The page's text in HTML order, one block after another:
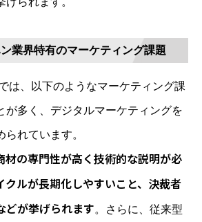
業界特有のマーケティング課題
は、以下のようなマーケティング課
が多く、デジタルマーケティングを
れています。
材の専門性が高く技術的な説明が必
クルが長期化しやすいこと、決裁者
どが挙げられます。さらに、従来型